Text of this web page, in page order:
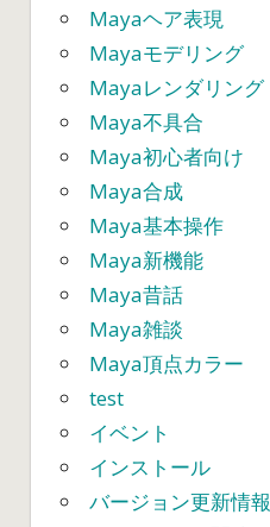
Mayaヘア表現
Mayaモデリング
Mayaレンダリング
Maya不具合
Maya初心者向け
Maya合成
Maya基本操作
Maya新機能
Maya昔話
Maya雑談
Maya頂点カラー
test
イベント
インストール
バージョン更新情報